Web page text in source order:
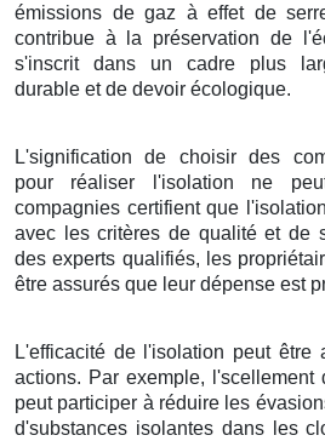
émissions de gaz à effet de
contribue à la préservation de
s'inscrit dans un cadre plus
durable et de devoir écologique.
L'signification de choisir des
pour réaliser l'isolation ne
compagnies certifient que
avec les critères de qualité et de
des experts qualifiés, les
être assurés que leur dépense est
L'efficacité de l'isolation peut être
actions. Par exemple, l'scellement
peut participer à réduire les
d'substances isolantes dans les